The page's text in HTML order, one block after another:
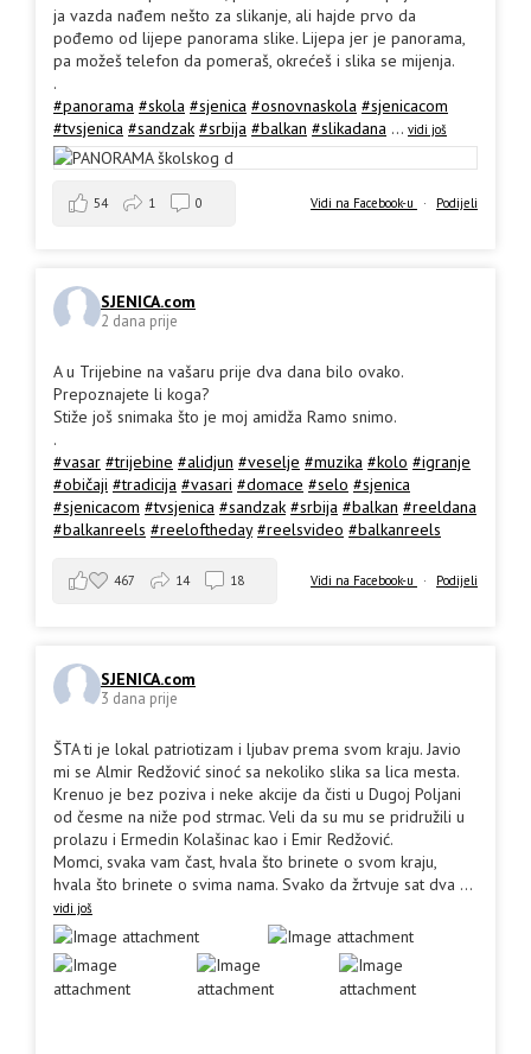
ja vazda nađem nešto za slikanje, ali hajde prvo da
pođemo od lijepe panorama slike. Lijepa jer je panorama,
pa možeš telefon da pomeraš, okrećeš i slika se mijenja.
.
#panorama #skola #sjenica #osnovnaskola #sjenicacom
#tvsjenica #sandzak #srbija #balkan #slikadana ... vidi još
Vidi na Facebook-u · Podijeli
54 1 0
SJENICA.com
2 dana prije
A u Trijebine na vašaru prije dva dana bilo ovako.
Prepoznajete li koga?
Stiže još snimaka što je moj amidža Ramo snimo.
.
#vasar #trijebine #alidjun #veselje #muzika #kolo #igranje
#običaji #tradicija #vasari #domace #selo #sjenica
#sjenicacom #tvsjenica #sandzak #srbija #balkan #reeldana
#balkanreels #reeloftheday #reelsvideo #balkanreels
Vidi na Facebook-u · Podijeli
467 14 18
SJENICA.com
3 dana prije
ŠTA ti je lokal patriotizam i ljubav prema svom kraju. Javio
mi se Almir Redžović sinoć sa nekoliko slika sa lica mesta.
Krenuo je bez poziva i neke akcije da čisti u Dugoj Poljani
od česme na niže pod strmac. Veli da su mu se pridružili u
prolazu i Ermedin Kolašinac kao i Emir Redžović.
Momci, svaka vam čast, hvala što brinete o svom kraju,
hvala što brinete o svima nama. Svako da žrtvuje sat dva ...
vidi još